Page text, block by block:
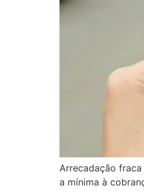
Arrecadação
a mínima à